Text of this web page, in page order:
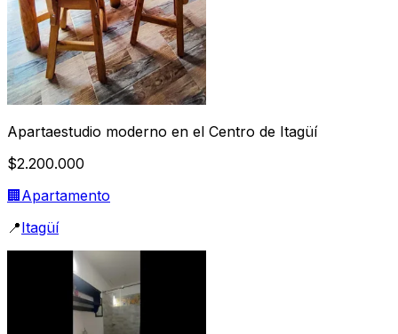
Apartaestudio moderno en el Centro de Itagüí
$2.200.000
🏢 Apartamento
📍Itagüí